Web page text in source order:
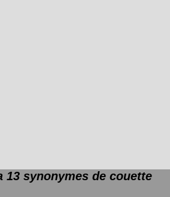
13 synonymes de couette